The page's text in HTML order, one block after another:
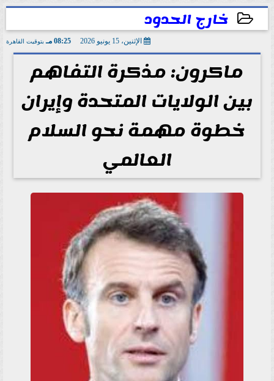
خارج الحدود
الإثنين، 15 يونيو 2026 08:25 مـ بتوقيت القاهرة
ماكرون: مذكرة التفاهم
بين الولايات المتحدة وإيران
خطوة مهمة نحو السلام
العالمي